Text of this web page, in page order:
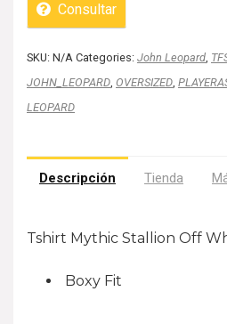
Consultar
SKU: N/A Categories: John Leopard,
JOHN_LEOPARD, OVERSIZED,
LEOPARD
Descripción Tienda
Tshirt Mythic Stallion Off
Boxy Fit